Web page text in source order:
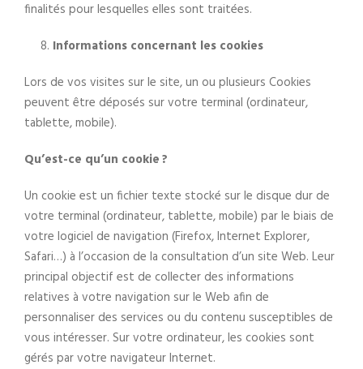
finalités pour lesquelles elles sont traitées.
Informations concernant les cookies
Lors de vos visites sur le site, un ou plusieurs Cookies
peuvent être déposés sur votre terminal (ordinateur,
tablette, mobile).
Qu’est-ce qu’un cookie ?
Un cookie est un fichier texte stocké sur le disque dur de
votre terminal (ordinateur, tablette, mobile) par le biais de
votre logiciel de navigation (Firefox, Internet Explorer,
Safari…) à l’occasion de la consultation d’un site Web. Leur
principal objectif est de collecter des informations
relatives à votre navigation sur le Web afin de
personnaliser des services ou du contenu susceptibles de
vous intéresser. Sur votre ordinateur, les cookies sont
gérés par votre navigateur Internet.